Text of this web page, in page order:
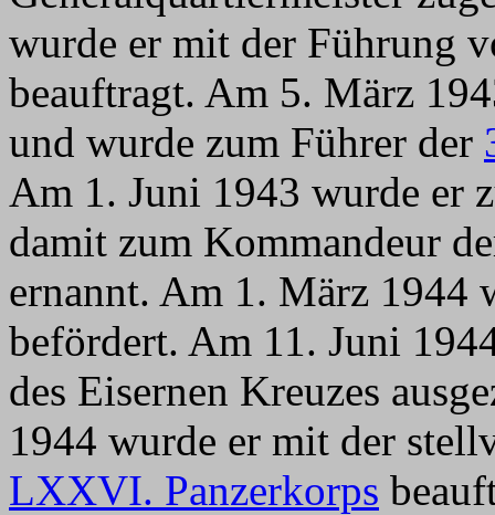
wurde er mit der Führung
beauftragt. Am 5. März
und wurde zum Führer der
Am 1. Juni 1943 wurde er
damit zum Kommandeur
ernannt. Am 1. März 1944
befördert. Am 11. Juni
des Eisernen Kreuzes
1944 wurde er mit der
LXXVI. Panzerkorps